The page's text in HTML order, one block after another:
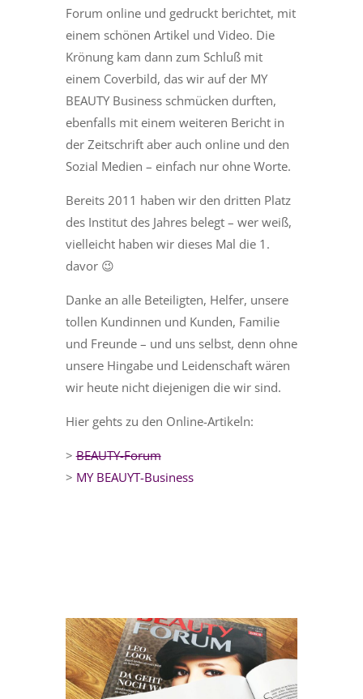
Forum online und gedruckt berichtet, mit
einem schönen Artikel und Video. Die
Krönung kam dann zum Schluß mit
einem Coverbild, das wir auf der MY
BEAUTY Business schmücken durften,
ebenfalls mit einem weiteren Bericht in
der Zeitschrift aber auch online und den
Sozial Medien – einfach nur ohne Worte.
Bereits 2011 haben wir den dritten Platz
des Institut des Jahres belegt – wer weiß,
vielleicht haben wir dieses Mal die 1.
davor 😉
Danke an alle Beteiligten, Helfer, unsere
tollen Kundinnen und Kunden, Familie
und Freunde – und uns selbst, denn ohne
unsere Hingabe und Leidenschaft wären
wir heute nicht diejenigen die wir sind.
Hier gehts zu den Online-Artikeln:
>BEAUTY-Forum
> MY BEAUYT-Business